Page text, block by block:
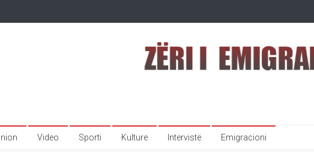
Video Sporti Kulture Intervistë Emigracioni